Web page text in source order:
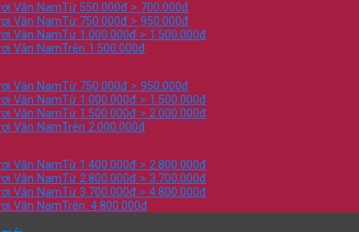
Từ 550.000đ > 700.000đ
Từ 750.000đ > 950.000đ
Từ 1.000.000đ > 1.500.000đ
Trên 1.500.000đ
Từ 750.000đ > 950.000đ
Từ 1.000.000đ > 1.500.000đ
Từ 1.500.000đ > 2.000.000đ
Trên 2.000.000đ
Từ 1.400.000đ > 2.800.000đ
Từ 2.800.000đ > 3.700.000đ
Từ 3.700.000đ > 4.800.000đ
Trên: 4.800.000đ